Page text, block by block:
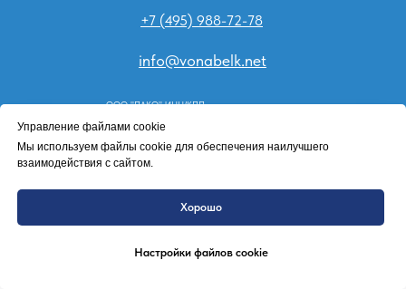
Управление файлами cookie
Мы используем файлы cookie для обеспечения наилучшего
взаимодействия с сайтом.
Хорошо
Настройки файлов cookie
+7 (495) 988-72-78
info@vonabelk.net
ООО "ПАКО" ИНН/КПП
Made on Tilda